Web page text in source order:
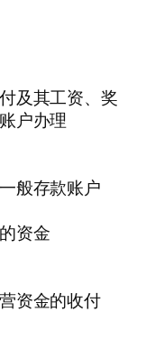
及其工资、奖
户办理
般存款账户
资金
资金的收付